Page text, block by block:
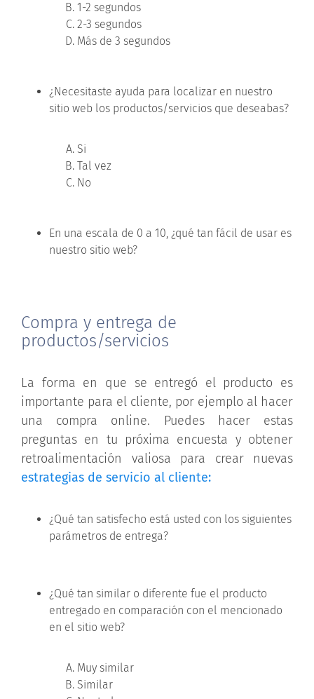
1-2 segundos
2-3 segundos
Más de 3 segundos
¿Necesitaste ayuda para localizar en nuestro
sitio web los productos/servicios que deseabas?
Si
Tal vez
No
En una escala de 0 a 10, ¿qué tan fácil de usar es
nuestro sitio web?
Compra y entrega de
productos/servicios
La forma en que se entregó el producto es
importante para el cliente, por ejemplo al hacer
una compra online. Puedes hacer estas
preguntas en tu próxima encuesta y obtener
retroalimentación valiosa para crear nuevas
estrategias de servicio al cliente:
¿Qué tan satisfecho está usted con los siguientes
parámetros de entrega?
¿Qué tan similar o diferente fue el producto
entregado en comparación con el mencionado
en el sitio web?
Muy similar
Similar